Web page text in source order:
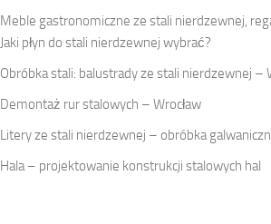
Meble gastronomiczne ze stali nierdzewnej,
Jaki płyn do stali nierdzewnej wybrać?
Obróbka stali: balustrady ze stali nierdzewnej –
Demontaż rur stalowych – Wrocław
Litery ze stali nierdzewnej – obróbka
Hala – projektowanie konstrukcji stalowych hal